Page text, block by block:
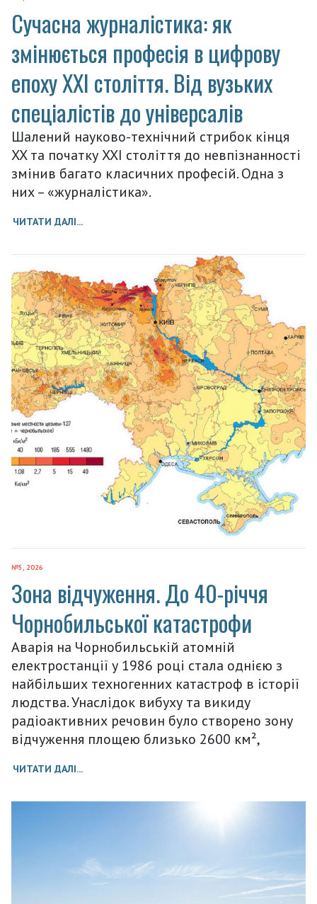
Сучасна журналістика: як
змінюється професія в цифрову
епоху XXI століття. Від вузьких
спеціалістів до універсалів
Шалений науково-технічний стрибок кінця
XX та початку XXI століття до невпізнанності
змінив багато класичних професій. Одна з
них – «журналістика».
ЧИТАТИ ДАЛІ...
№5, 2026
Зона відчуження. До 40-річчя
Чорнобильської катастрофи
Аварія на Чорнобильській атомній
електростанції у 1986 році стала однією з
найбільших техногенних катастроф в історії
людства. Унаслідок вибуху та викиду
радіоактивних речовин було створено зону
відчуження площею близько 2600 км²,
ЧИТАТИ ДАЛІ...